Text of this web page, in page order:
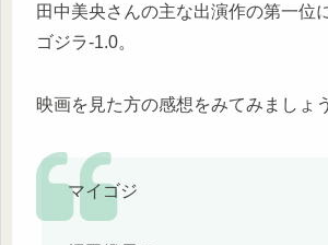
田中美央さんの主な出演作の第一位
ゴジラ-1.0。
映画を見た方の感想をみてみましょう
マイゴジ